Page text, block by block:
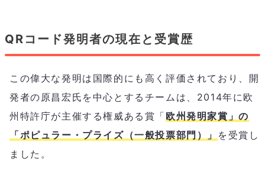
QRコード発明者の現在と受賞歴
この偉大な発明は国際的にも高く評価されており、開
発者の原昌宏氏を中心とするチームは、2014年に欧
州特許庁が主催する権威ある賞「 欧州発明家賞」の
「ポピュラー・プライズ（一般投票部門）」 を受賞し
ました。